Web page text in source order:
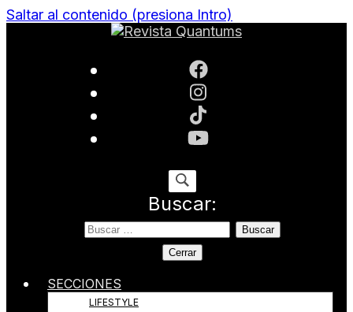
Saltar al contenido (presiona Intro)
Revista Quantums
Todo sobre Moda, cultura, gastronomía y estilo de
vida
Buscar:
Cerrar
SECCIONES
LIFESTYLE